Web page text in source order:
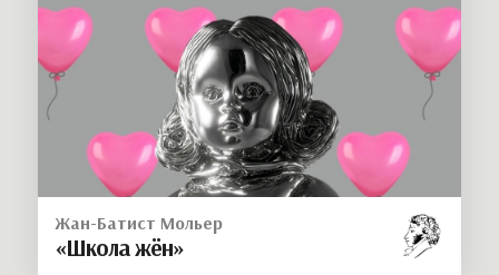
Жан-Батист Мольер
«Школа жён»